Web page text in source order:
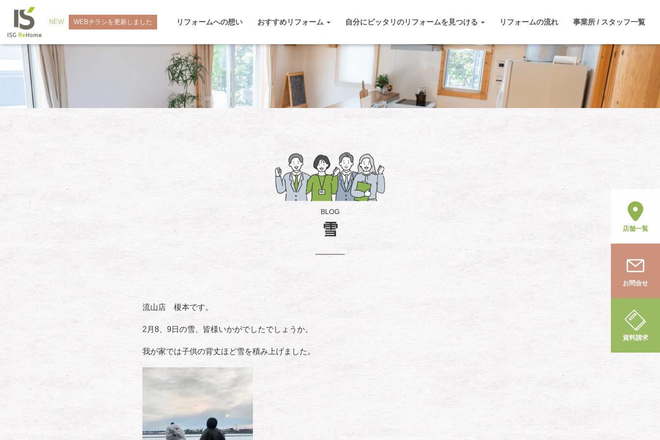
NEW WEBチラシを更新しました リフォームへの想い おすすめリフォーム 自分にピッタリのリフォームを見つける リフォームの流れ 事業所 / スタッフ一覧
店舗一覧
お問合せ
資料請求
雪
BLOG
流山店 榎本です。
2月8、9日の雪、皆様いかがでしたでしょうか。
我が家では子供の背丈ほど雪を積み上げました。